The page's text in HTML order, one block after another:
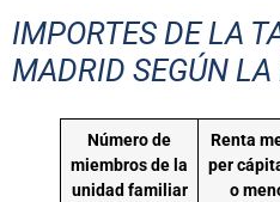
IMPORTES DE LA
MADRID SEGÚN
Número de
miembros de la
unidad familiar
Renta
per
o